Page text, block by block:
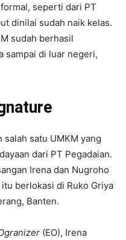
seperti dari PT
dinilai sudah naik kelas.
sudah berhasil
sampai di luar negeri,
satu UMKM yang
dari PT Pegadaian.
Irena dan Nugroho
berlokasi di Ruko Griya
Banten.
(EO), Irena